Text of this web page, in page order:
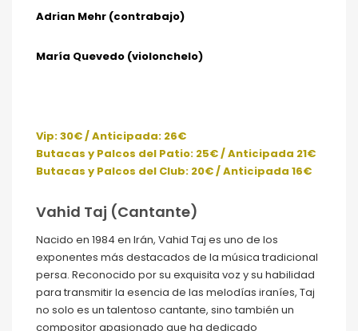
Adrian Mehr (contrabajo)
María Quevedo (violonchelo)
Vip: 30€ / Anticipada: 26€
Butacas y Palcos del Patio: 25€ / Anticipada 21€
Butacas y Palcos del Club: 20€ / Anticipada 16€
Vahid Taj (Cantante)
Nacido en 1984 en Irán, Vahid Taj es uno de los
exponentes más destacados de la música tradicional
persa. Reconocido por su exquisita voz y su habilidad
para transmitir la esencia de las melodías iraníes, Taj
no solo es un talentoso cantante, sino también un
compositor apasionado que ha dedicado